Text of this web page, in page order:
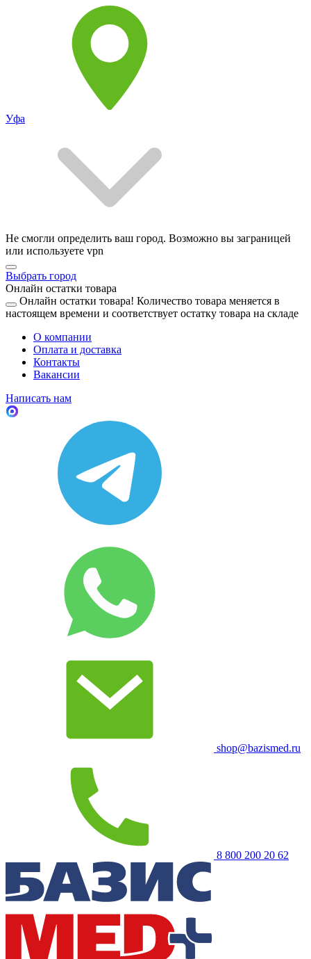
Уфа
Не смогли определить ваш город. Возможно вы заграницей
или используете vpn
Выбрать город
Онлайн остатки товара
Онлайн остатки товара! Количество товара меняется в
настоящем времени и соответствует остатку товара на складе
О компании
Оплата и доставка
Контакты
Вакансии
Написать нам
shop@bazismed.ru
8 800 200 20 62